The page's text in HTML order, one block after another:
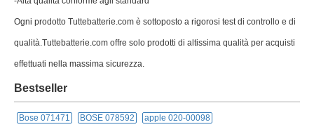
Ogni prodotto Tuttebatterie.com è sottoposto a rigorosi test di controllo e di
qualità.Tuttebatterie.com offre solo prodotti di altissima qualità per acquisti
effettuati nella massima sicurezza.
Bestseller
Bose 071471 BOSE 078592
apple 020-00098